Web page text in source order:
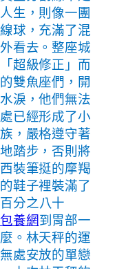
生，則像一團
球，充滿了混
看去。整座城
超級修正」而
雙魚座們，開
淚，他們無法
已經形成了小
，嚴格遵守著
踏步，否則將
裝筆挺的摩羯
鞋子裡裝滿了
分之八十
包養網到胃部一
。林天秤的運
處安放的單戀